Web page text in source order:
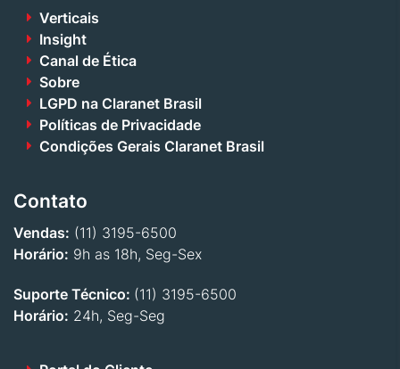
Verticais
Insight
Canal de Ética
Sobre
LGPD na Claranet Brasil
Políticas de Privacidade
Condições Gerais Claranet Brasil
Contato
Vendas: (11) 3195-6500
Horário: 9h as 18h, Seg-Sex
Suporte Técnico: (11) 3195-6500
Horário: 24h, Seg-Seg